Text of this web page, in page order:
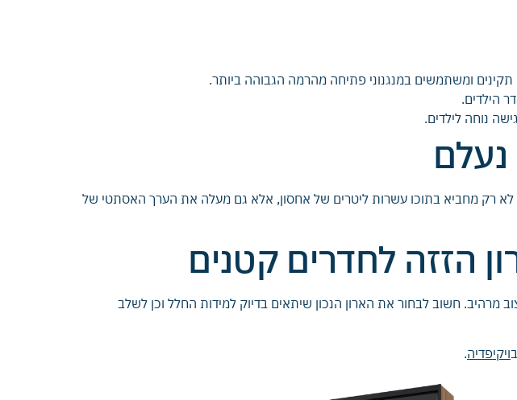
תקינים ומשתמשים במנגנוני פתיחה מהרמה הגבוהה ביותר.
הילדים.
נוחה לילדים.
נעלם
לא רק מחביא בתוכו עשרות ליטרים של אחסון, אלא גם מעלה את הערך האסתטי של
הזזה לחדרים קטנים
מרהיב. חשוב לבחור את הארון הנכון שיתאים בדיוק למידות החלל וכן לשלב
ויקיפדיה.